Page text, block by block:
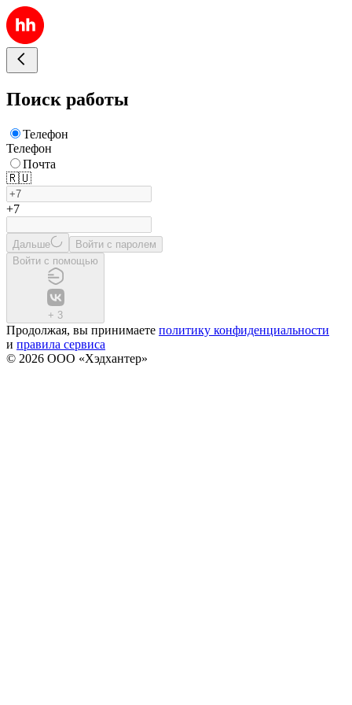
Поиск работы
Телефон
Телефон
Почта
🇷🇺
+7
Дальше
Войти с паролем
Войти с помощью
+ 3
Продолжая, вы принимаете политику конфиденциальности
и правила сервиса
© 2026 ООО «Хэдхантер»